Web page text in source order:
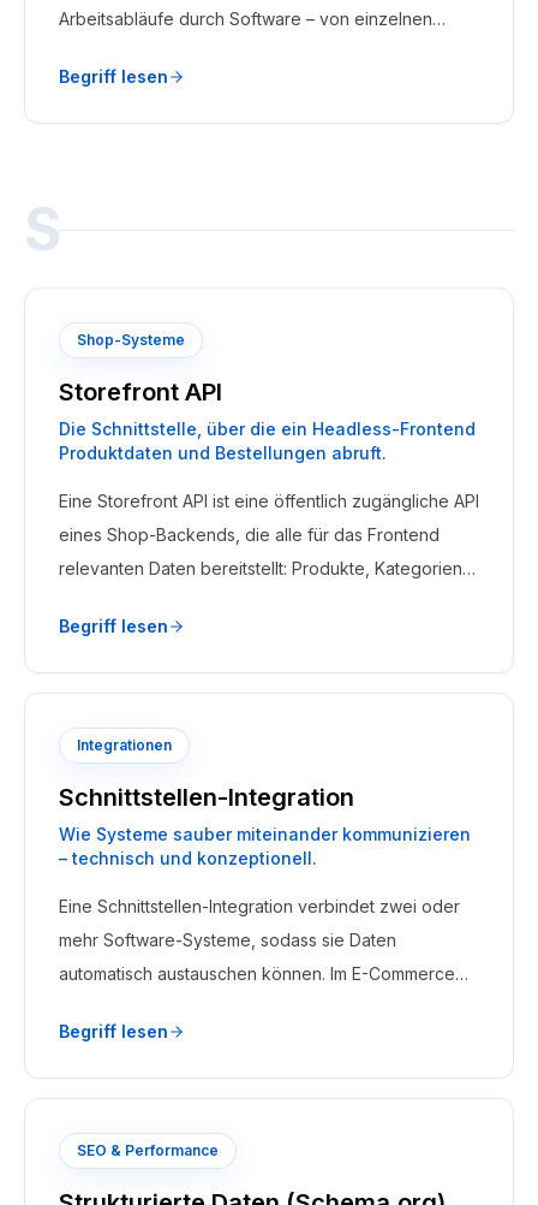
Arbeitsabläufe durch Software – von einzelnen
ganzen Workflows über mehrere Abteilungen und
Systeme hinweg. Ziel ist es, manuelle Arbeit, Fehler
Begriff lesen
S
Shop-Systeme
Storefront API
Die Schnittstelle, über die ein Headless-Frontend
Produktdaten und Bestellungen abruft.
Eine Storefront API ist eine öffentlich zugängliche API
eines Shop-Backends, die alle für das Frontend
relevanten Daten bereitstellt: Produkte, Kategorien,
Begriff lesen
Integrationen
Schnittstellen-Integration
Wie Systeme sauber miteinander kommunizieren
– technisch und konzeptionell.
Eine Schnittstellen-Integration verbindet zwei oder
mehr Software-Systeme, sodass sie Daten
automatisch austauschen können. Im E-Commerce
Shop, ERP, CRM, PIM, Fulfillment-Dienstleister und
Marktplätzen.
Begriff lesen
SEO & Performance